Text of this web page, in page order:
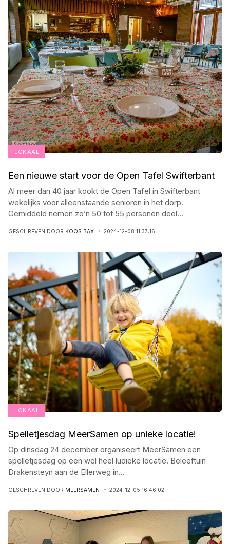
LOKAAL
Een nieuwe start voor de Open Tafel Swifterbant
Al meer dan 40 jaar kookt de Open Tafel in Swifterbant
wekelijks voor alleenstaande senioren in het dorp.
Gemiddeld nemen zo’n 50 tot 55 personen deel...
GESCHREVEN DOOR KOOS BAX 2024-12-08 11:37:16
LOKAAL
Spelletjesdag MeerSamen op unieke locatie!
Op dinsdag 24 december organiseert MeerSamen een
spelletjesdag op een wel heel ludieke locatie. Beleeftuin
Drakensteyn aan de Ellerweg in...
GESCHREVEN DOOR MEERSAMEN 2024-12-05 16:46:02